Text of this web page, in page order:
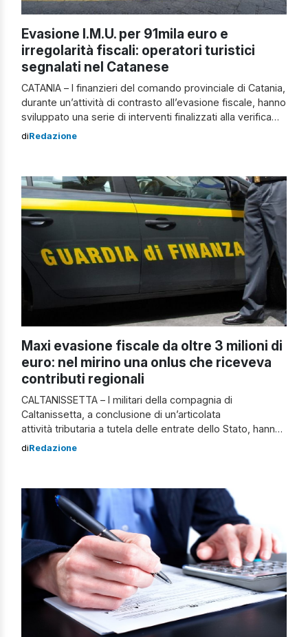
Evasione I.M.U. per 91mila euro e
irregolarità fiscali: operatori turistici
segnalati nel Catanese
CATANIA – I finanzieri del comando provinciale di Catania,
durante un’attività di contrasto all’evasione fiscale, hanno
sviluppato una serie di interventi finalizzati alla verifica
del corretto pagamento dell’I.M.U. (Imposta Municipale
a seguito di un’attenta analisi dei dati catastali delle […]
diRedazione
Maxi evasione fiscale da oltre 3 milioni di
euro: nel mirino una onlus che riceveva
contributi regionali
CALTANISSETTA – I militari della compagnia di
Caltanissetta, a conclusione di un’articolata
attività tributaria a tutela delle entrate dello Stato, hanno
approfondito la posizione fiscale di diverse realtà
carattere di continuità per l’intera provincia. Le
operazioni ispettive, volte alla ricostruzione del reale
volume […]
diRedazione